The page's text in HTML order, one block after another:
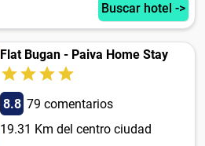
Buscar hotel ->
Flat Bugan - Paiva Home Stay
8.8 79 comentarios
19.31 Km del centro ciudad